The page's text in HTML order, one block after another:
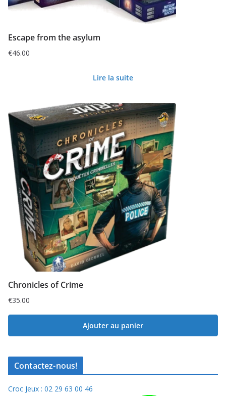
Escape from the asylum
€46.00
Lire la suite
Chronicles of Crime
€35.00
Ajouter au panier
Contactez-nous!
Croc Jeux : 02 29 63 00 46